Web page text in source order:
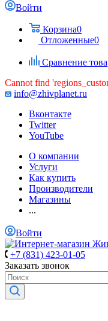
Войти
Корзина0
Отложенные0
Сравнение
Cannot find
info@zhivplanet.ru
Вконтакте
Twitter
YouTube
О компании
Услуги
Как купить
Производители
Магазины
...
Войти
+7 (831) 423-01-05
Заказать звонок